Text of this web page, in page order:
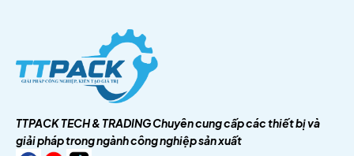
TTPACK TECH & TRADINGChuyên cung cấp các thiết bị và
giải pháp trong ngành công nghiệp sản xuất